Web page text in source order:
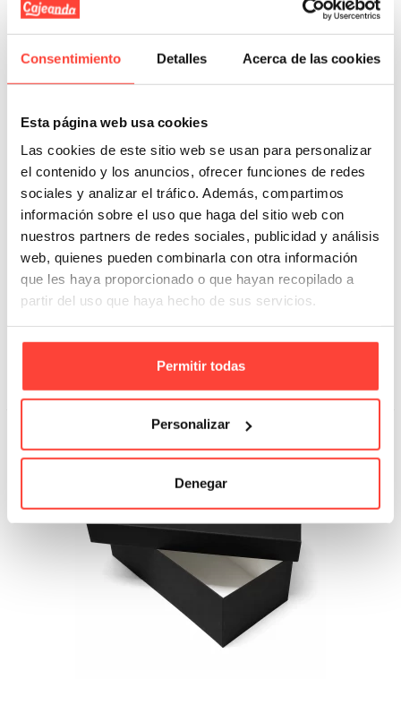
Consentimiento Detalles Acerca de las cookies
Esta página web usa cookies
Las cookies de este sitio web se usan para personalizar
el contenido y los anuncios, ofrecer funciones de redes
sociales y analizar el tráfico. Además, compartimos
información sobre el uso que haga del sitio web con
nuestros partners de redes sociales, publicidad y análisis
web, quienes pueden combinarla con otra información
que les haya proporcionado o que hayan recopilado a
partir del uso que haya hecho de sus servicios.
Permitir todas
Personalizar
Denegar
Caja de Cartón de Tapa y Fondo
29x23x10 cm negro (Pack 12 unidades)
68,36 €